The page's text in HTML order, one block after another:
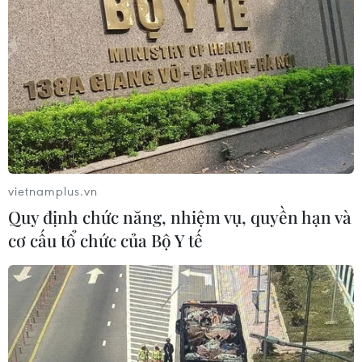
Cảng hàng không Quảng Trị tăng
tốc, hướng tới mục tiêu khai thác
cuối năm 2026
05/08/2026 10:59
Thẻ tín dụng Cake 2in1: Cho phép
đặc quyền thiết kế của người dùng
Nhà bán lẻ thời trang trực tuyến lớn
nhất châu Âu thu hẹp dự báo lợi
nhuận
05/08/2026 08:55
vietnamplus.vn
Quy định chức năng, nhiệm vụ, quyền hạn và
cơ cấu tổ chức của Bộ Y tế